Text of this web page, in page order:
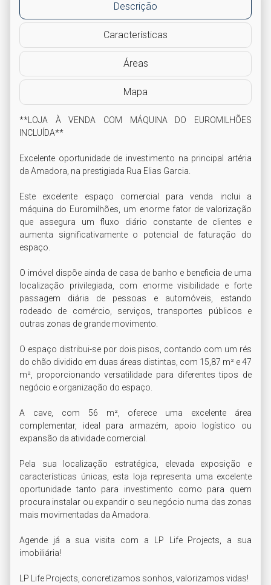
Descrição
Características
Áreas
Mapa
**LOJA À VENDA COM MÁQUINA DO EUROMILHÕES
INCLUÍDA**
Excelente oportunidade de investimento na principal artéria
da Amadora, na prestigiada Rua Elias Garcia.
Este excelente espaço comercial para venda inclui a
máquina do Euromilhões, um enorme fator de valorização
que assegura um fluxo diário constante de clientes e
aumenta significativamente o potencial de faturação do
espaço.
O imóvel dispõe ainda de casa de banho e beneficia de uma
localização privilegiada, com enorme visibilidade e forte
passagem diária de pessoas e automóveis, estando
rodeado de comércio, serviços, transportes públicos e
outras zonas de grande movimento.
O espaço distribui-se por dois pisos, contando com um rés
do chão dividido em duas áreas distintas, com 15,87 m² e 47
m², proporcionando versatilidade para diferentes tipos de
negócio e organização do espaço.
A cave, com 56 m², oferece uma excelente área
complementar, ideal para armazém, apoio logístico ou
expansão da atividade comercial.
Pela sua localização estratégica, elevada exposição e
características únicas, esta loja representa uma excelente
oportunidade tanto para investimento como para quem
procura instalar ou expandir o seu negócio numa das zonas
mais movimentadas da Amadora.
Agende já a sua visita com a LP Life Projects, a sua
imobiliária!
LP Life Projects, concretizamos sonhos, valorizamos vidas!